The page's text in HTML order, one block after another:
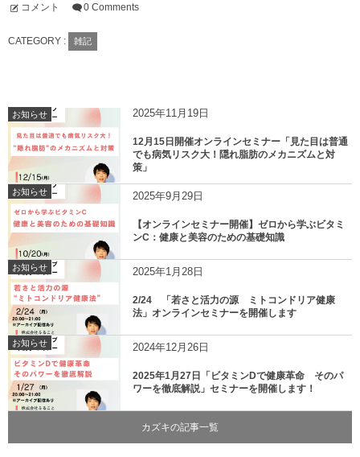
コメント 0 Comments
CATEGORY : 雑記
お知らせ 2025年11月19日
12月15日開催オンラインセミナー「見た目は普通
でも病気リスク大！隠れ脂肪のメカニズムと対
策」
お知らせ 2025年9月29日
【オンラインセミナー開催】ゼロから学ぶビタミ
ンC：健康と美容のための基礎知識
お知らせ 2025年1月28日
2/24 「若さと活力の源 ミトコンドリア健康
法」オンラインセミナーを開催します
お知らせ 2024年12月26日
2025年1月27日「ビタミンDで健康革命 そのパ
ワーを徹底解説」セミナーを開催します！
カズキの記事一覧